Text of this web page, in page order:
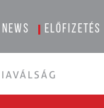
News Előfizetés